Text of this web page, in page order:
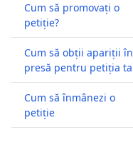
Cum să promovați o
petiție?
Cum să obții apariții în
presă pentru petiția ta
Cum să înmânezi o
petiție